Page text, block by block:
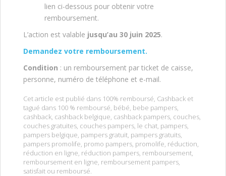
lien ci-dessous pour obtenir votre
remboursement.
L’action est valable jusqu’au 30 juin 2025.
Demandez votre remboursement.
Condition : un remboursement par ticket de caisse,
personne, numéro de téléphone et e-mail.
Cet article est publié dans 100% remboursé, Cashback et
tagué dans 100 % remboursé, bébé, bebe pampers,
cashback, cashback belgique, cashback pampers, couches,
couches gratuites, couches pampers, le chat, pampers,
pampers belgique, pampers gratuit, pampers gratuits,
pampers promolife, promo pampers, promolife, réduction,
réduction en ligne, réduction pampers, remboursement,
remboursement en ligne, remboursement pampers,
satisfait ou remboursé.